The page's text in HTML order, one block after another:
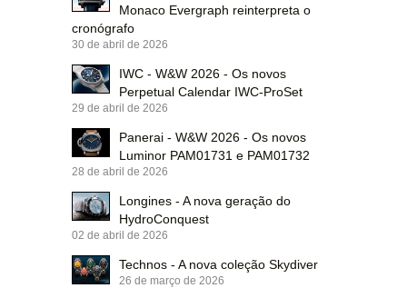
Monaco Evergraph reinterpreta o
cronógrafo
30 de abril de 2026
IWC - W&W 2026 - Os novos
Perpetual Calendar IWC-ProSet
29 de abril de 2026
Panerai - W&W 2026 - Os novos
Luminor PAM01731 e PAM01732
28 de abril de 2026
Longines - A nova geração do
HydroConquest
02 de abril de 2026
Technos - A nova coleção Skydiver
26 de março de 2026